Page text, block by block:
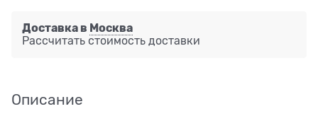
Доставка в Москва
Рассчитать стоимость доставки
Описание